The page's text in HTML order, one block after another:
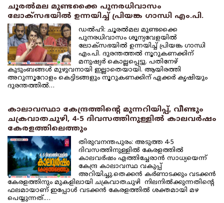
ചൂരല്‍മല മുണ്ടക്കൈ പുനരധിവാസം
ലോക്‌സഭയില്‍ ഉന്നയിച്ച് പ്രിയങ്ക ഗാന്ധി എം.പി.
ഡല്‍ഹി: ചൂരല്‍മല മുണ്ടക്കൈ
പുനരധിവാസം ശൂന്യവേളയില്‍
ലോക്‌സഭയില്‍ ഉന്നയിച്ച് പ്രിയങ്ക ഗാന്ധി
എം.പി. ദുരന്തത്തല്‍ നൂറുകണക്കിന്
മനുഷ്യര്‍ കൊല്ലപ്പെട്ടു. പതിനേഴ്
കുടുംബങ്ങള്‍ മുഴുവനായി ഇല്ലാതെയായി. ആയിരത്തി
അറുന്നൂറോളം കെട്ടിടങ്ങളും നൂറുകണക്കിന് ഏക്കര്‍ കൃഷിയും
ദുരന്തത്തില്‍…
കാലാവസ്ഥാ കേന്ദ്രത്തിന്റെ മുന്നറിയിപ്പ്, വീണ്ടും
ചക്രവാതചുഴി, 4-5 ദിവസത്തിനുള്ളില്‍ കാലവര്‍ഷം
കേരളത്തിലെത്തും
തിരുവനന്തപുരം: അടുത്ത 4-5
ദിവസത്തിനുള്ളില്‍ കേരളത്തില്‍
കാലവര്‍ഷം എത്തിച്ചേരാന്‍ സാധ്യയെന്ന്
കേന്ദ്ര കാലാവസ്ഥ വകുപ്പ്
അറിയിച്ചു.തെക്കന്‍ കര്‍ണാടക്കും വടക്കന്‍
കേരളത്തിനും മുകളിലായി ചക്രവാതചുഴി നിലനില്‍ക്കുന്നതിന്റെ
ഫലമായാണ് ഇപ്പോള്‍ വടക്കന്‍ കേരളത്തില്‍ ശക്തമായി മഴ
പെയ്യുന്നത്.…